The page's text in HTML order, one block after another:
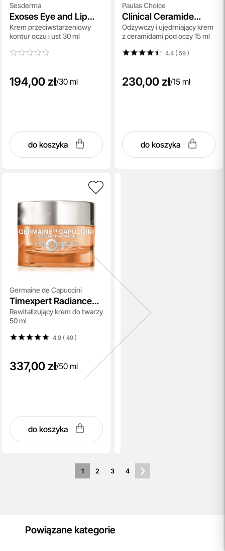
Sesderma
Exoses Eye and Lip
Contour
Krem przeciwstarzeniowy
kontur oczu i ust 30 ml
194,00 zł/30 ml
do koszyka
Paulas Choice
Clinical Ceramide
Enriched Firming Eye
Cream
Odżywczy i ujędrniający krem
z ceramidami pod oczy 15 ml
4.4 ( 59)
230,00 zł/15 ml
do koszyka
Germaine de Capuccini
Timexpert Radiance
C+ Illuminating Antiox
Cream
Rewitalizujący krem do twarzy
50 ml
4.9 ( 49)
337,00 zł/50 ml
do koszyka
1 2 3 4
Powiązane kategorie